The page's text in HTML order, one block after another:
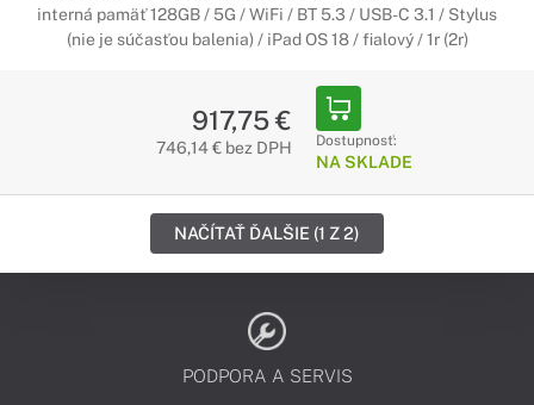
interná pamäť 128GB / 5G / WiFi / BT 5.3 / USB-C 3.1 / Stylus
(nie je súčasťou balenia) / iPad OS 18 / fialový / 1r (2r)
917,75 €
746,14 € bez DPH Dostupnosť:
NA SKLADE
NAČÍTAŤ ĎALŠIE (1 Z 2)
PODPORA A SERVIS